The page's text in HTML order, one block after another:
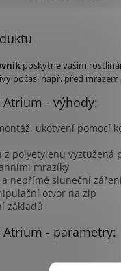
poskytne vašim
počasí např. před mrazem.
- výhody:
ukotvení pomocí
polyetylenu vyztužená
mrazíky
nepřímé sluneční
otvor na zip
základů
- parametry: